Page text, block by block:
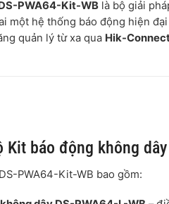
PWA64-Kit-WB là bộ giải
một hệ thống báo động hiện
quản lý từ xa qua Hik-
báo động không dây
PWA64-Kit-WB bao gồm: